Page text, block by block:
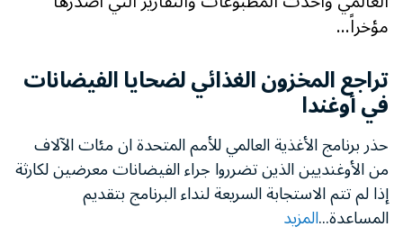
مؤخراً...
تراجع المخزون الغذائي لضحايا الفيضانات
في أوغندا
حذر برنامج الأغذية العالمي للأمم المتحدة ان مئات الآلاف
من الأوغنديين الذين تضرروا جراء الفيضانات معرضين لكارثة
إذا لم تتم الاستجابة السريعة لنداء البرنامج بتقديم
المساعدة...المزيد